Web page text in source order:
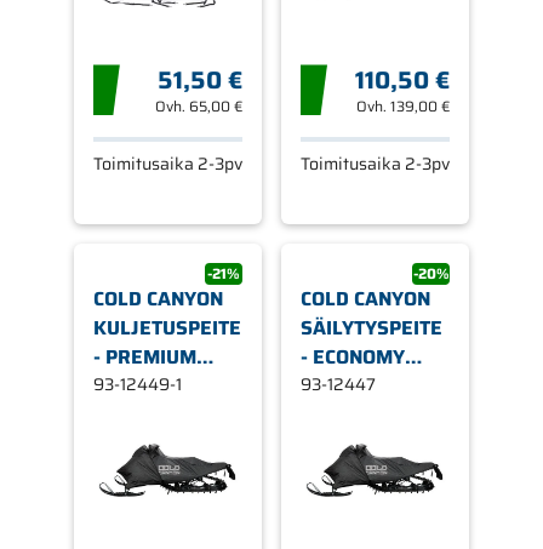
51,50 €
Ovh. 65,00 €
Toimitusaika 2-3pv
110,50 €
Ovh.139,00 €
Toimitusaika 2-3pv
-21%
COLD CANYON
KULJETUSPEITE
- PREMIUM
STANDARD
RIOT/ZR
CATALYST
93-12449-1
-20%
COLD CANYON
SÄILYTYSPEITE
- ECONOMY
ARCTIC
200CC
93-12447